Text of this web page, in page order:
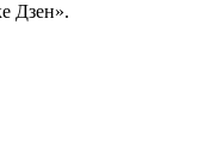
Дзен».